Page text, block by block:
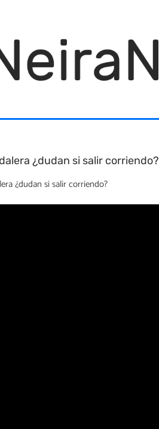
¿dudan si salir corriendo?
¿dudan si salir corriendo?